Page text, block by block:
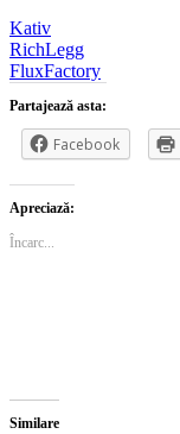
Kativ
RichLegg
FluxFactory
Partajează asta:
Facebook
Apreciază:
Încarc...
Similare